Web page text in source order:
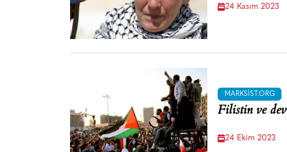
24 Kasım 2023
MARKSIST.ORG
Filistin ve
24 Ekim 2023